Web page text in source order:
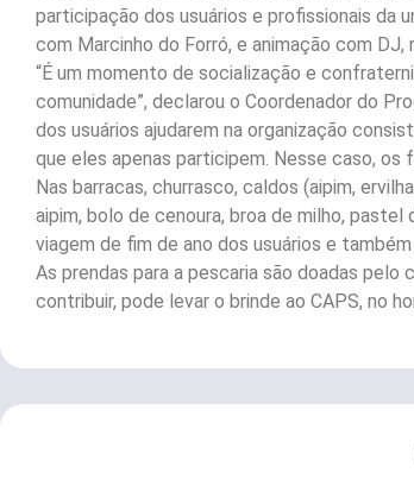
participação dos usuários e profissionais da
com Marcinho do Forró, e animação com DJ,
“É um momento de socialização e
comunidade”, declarou o Coordenador do
dos usuários ajudarem na organização
que eles apenas participem. Nesse caso,
Nas barracas, churrasco, caldos (aipim,
aipim, bolo de cenoura, broa de milho,
viagem de fim de ano dos usuários e
As prendas para a pescaria são doadas pelo
contribuir, pode levar o brinde ao CAPS, no